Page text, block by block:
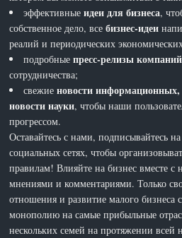
эффективныеидеи для бизнеса,
собственное дело, всебизнес-идеи
реалий и периодических
подробныепресс-релизы
сотрудничества;
свежиеновости
новости науки, чтобы наши
прогрессом.
Оставайтесь с нами, подписывайтесь
социальных сетях, чтобы
правилам! Влияйте на бизнес вместе с
мнениями и комментариями. Только
отношения и развитие малого бизнеса
монополию на самые прибыльные
нескольких семей на протяжении всей